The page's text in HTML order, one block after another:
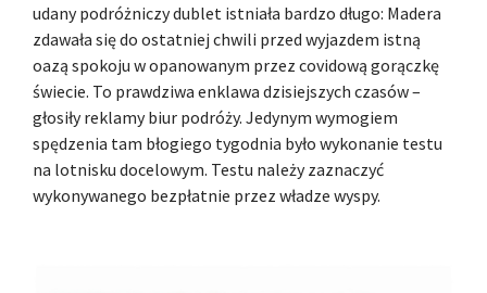
udany podróżniczy dublet istniała bardzo długo: Madera
zdawała się do ostatniej chwili przed wyjazdem istną
oazą spokoju w opanowanym przez covidową gorączkę
świecie. To prawdziwa enklawa dzisiejszych czasów –
głosiły reklamy biur podróży. Jedynym wymogiem
spędzenia tam błogiego tygodnia było wykonanie testu
na lotnisku docelowym. Testu należy zaznaczyć
wykonywanego bezpłatnie przez władze wyspy.